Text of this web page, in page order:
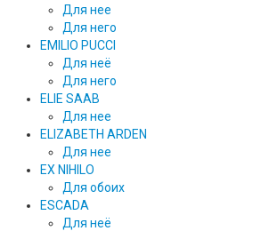
Для нее
Для него
EMILIO PUCCI
Для неё
Для него
ELIE SAAB
Для нее
ELIZABETH ARDEN
Для нее
EX NIHILO
Для обоих
ESCADA
Для неё